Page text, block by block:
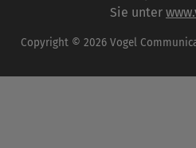
Sie unter
Copyright © 2026 Vogel